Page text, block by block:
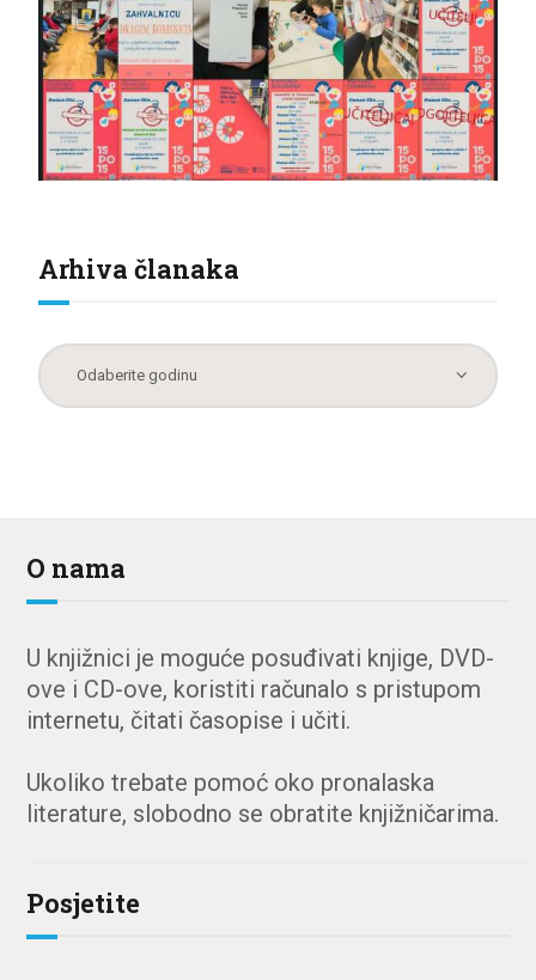
Arhiva članaka
O nama
U knjižnici je moguće posuđivati knjige, DVD-
ove i CD-ove, koristiti računalo s pristupom
internetu, čitati časopise i učiti.
Ukoliko trebate pomoć oko pronalaska
literature, slobodno se obratite knjižničarima.
Posjetite